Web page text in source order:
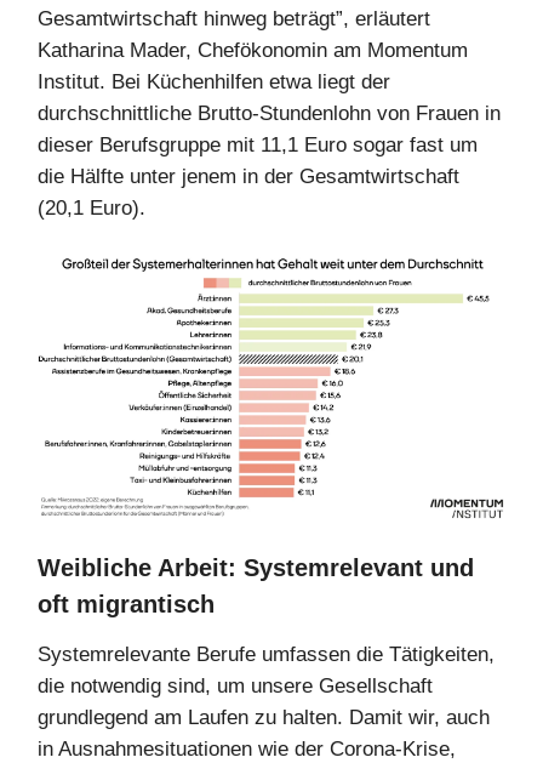
Gesamtwirtschaft hinweg beträgt”, erläutert
Katharina Mader, Chefökonomin am Momentum
Institut. Bei Küchenhilfen etwa liegt der
durchschnittliche Brutto-Stundenlohn von Frauen in
dieser Berufsgruppe mit 11,1 Euro sogar fast um
die Hälfte unter jenem in der Gesamtwirtschaft
(20,1 Euro).
Weibliche Arbeit: Systemrelevant und
oft migrantisch
Systemrelevante Berufe umfassen die Tätigkeiten,
die notwendig sind, um unsere Gesellschaft
grundlegend am Laufen zu halten. Damit wir, auch
in Ausnahmesituationen wie der Corona-Krise,